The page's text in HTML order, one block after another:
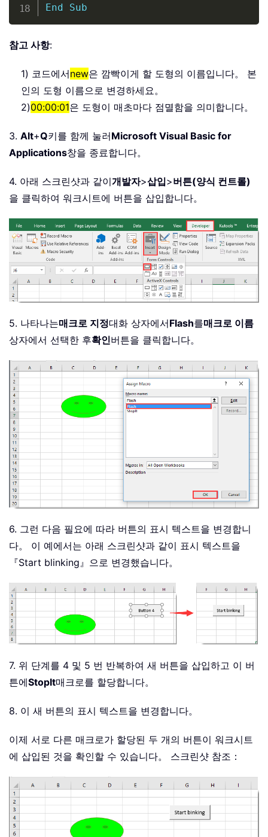
End
Sub
참고 사항:
1) 코드에서new은 깜빡이게 할 도형의 이름입니다。 본
인의 도형 이름으로 변경하세요。
2)00:00:01은 도형이 매초마다 점멸함을 의미합니다。
3. Alt+Q키를 함께 눌러Microsoft Visual Basic for
Applications창을 종료합니다。
4. 아래 스크린샷과 같이개발자>삽입>버튼(양식 컨트롤)
을 클릭하여 워크시트에 버튼을 삽입합니다。
5. 나타나는매크로 지정대화 상자에서Flash를매크로 이름
상자에서 선택한 후확인버튼을 클릭합니다。
6. 그런 다음 필요에 따라 버튼의 표시 텍스트을 변경합니
다。 이 예에서는 아래 스크린샷과 같이 표시 텍스트을
『Start blinking』으로 변경했습니다。
7. 위 단계를 4 및 5 번 반복하여 새 버튼을 삽입하고 이 버
튼에StopIt매크로를 할당합니다。
8. 이 새 버튼의 표시 텍스트을 변경합니다。
이제 서로 다른 매크로가 할당된 두 개의 버튼이 워크시트
에 삽입된 것을 확인할 수 있습니다。 스크린샷 참조：